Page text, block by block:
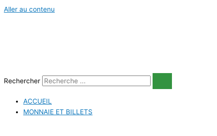
Aller au contenu
Rechercher
ACCUEIL
MONNAIE ET BILLETS